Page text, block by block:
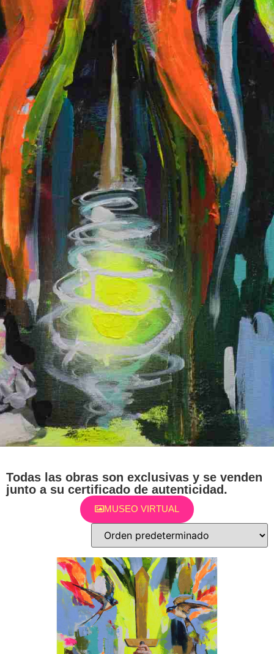
Todas las obras son exclusivas y se venden
junto a su certificado de autenticidad.
MUSEO VIRTUAL